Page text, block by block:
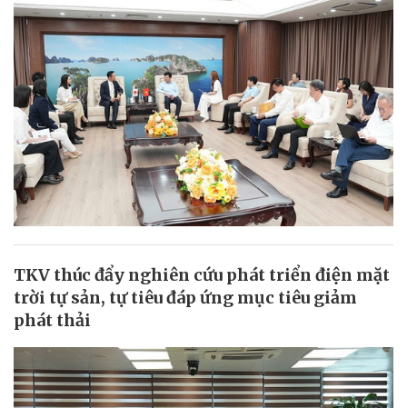
TKV thúc đẩy nghiên cứu phát triển điện mặt
trời tự sản, tự tiêu đáp ứng mục tiêu giảm
phát thải